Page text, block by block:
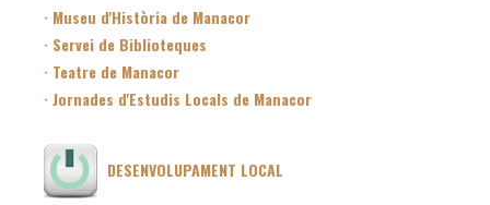
· Museu d'Història de Manacor
· Servei de Biblioteques
· Teatre de Manacor
· Jornades d'Estudis Locals de Manacor
DESENVOLUPAMENT LOCAL